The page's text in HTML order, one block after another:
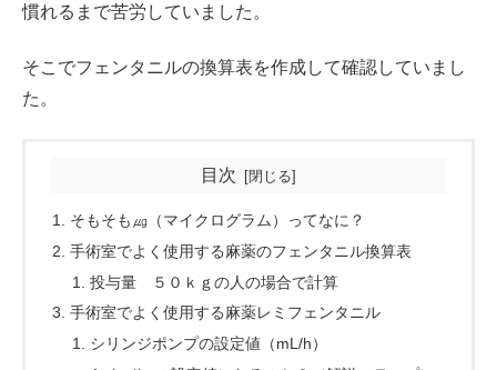
慣れるまで苦労していました。
そこでフェンタニルの換算表を作成して確認していまし
た。
目次
そもそも㎍（マイクログラム）ってなに？
手術室でよく使用する麻薬のフェンタニル換算表
投与量 ５０ｋｇの人の場合で計算
手術室でよく使用する麻薬レミフェンタニル
シリンジポンプの設定値（mL/h）